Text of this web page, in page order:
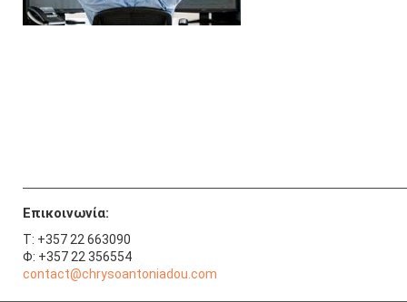
Επικοινωνία:
T: +357 22 663090
Φ: +357 22 356554
contact@chrysoantoniadou.com